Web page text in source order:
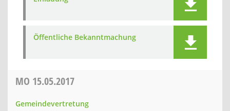
Öffentliche Bekanntmachung
MO 15.05.2017
Gemeindevertretung